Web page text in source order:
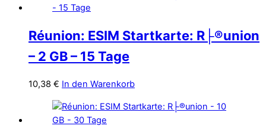
Réunion: ESIM Startkarte: R├®union
– 2 GB – 15 Tage
10,38 € In den Warenkorb